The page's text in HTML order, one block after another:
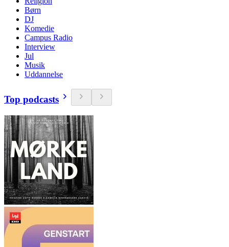
Børn
DJ
Komedie
Campus Radio
Interview
Jul
Musik
Uddannelse
Top podcasts